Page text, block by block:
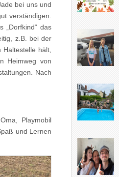
bei uns und
verständigen.
„Dorfkind“ das
z.B. bei der
Haltestelle hält,
Heimweg von
Nach
Playmobil
und Lernen